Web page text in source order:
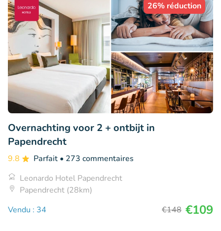
26% réduction
Overnachting voor 2 + ontbijt in
Papendrecht
9.8 Parfait • 273 commentaires
Leonardo Hotel Papendrecht
Papendrecht (28km)
Vendu : 34
€148 €109